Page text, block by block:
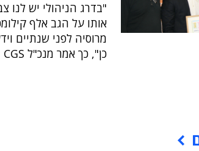
"בדרג הניהולי יש לנו
אותו על הגב אלף
מרוסיה לפני שנתיים
כן", כך אמר מנכ"ל CGS ישראל, עודד שפירא